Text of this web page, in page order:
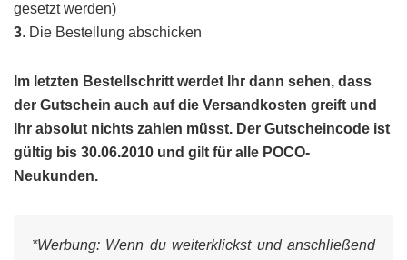
gesetzt werden)
3. Die Bestellung abschicken
Im letzten Bestellschritt werdet Ihr dann sehen, dass
der Gutschein auch auf die Versandkosten greift und
Ihr absolut nichts zahlen müsst. Der Gutscheincode ist
gültig bis 30.06.2010 und gilt für alle POCO-
Neukunden.
*Werbung: Wenn du weiterklickst und anschließend